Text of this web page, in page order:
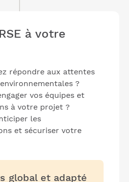
à votre
répondre aux attentes
?
vos équipes et
à votre projet ?
les
et sécuriser votre
global et adapté